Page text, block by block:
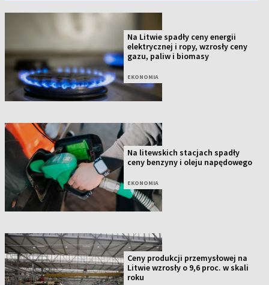
Na Litwie spadły ceny energii
elektrycznej i ropy, wzrosły ceny
gazu, paliw i biomasy
EKONOMIA
Na litewskich stacjach spadły
ceny benzyny i oleju napędowego
EKONOMIA
Ceny produkcji przemysłowej na
Litwie wzrosły o 9,6 proc. w skali
roku